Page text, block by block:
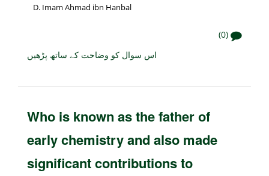
Imam Ahmad ibn Hanbal
(0)
اس سوال کو وضاحت کے ساتھ پڑھیں
Who is known as the father of
early chemistry and also made
significant contributions to